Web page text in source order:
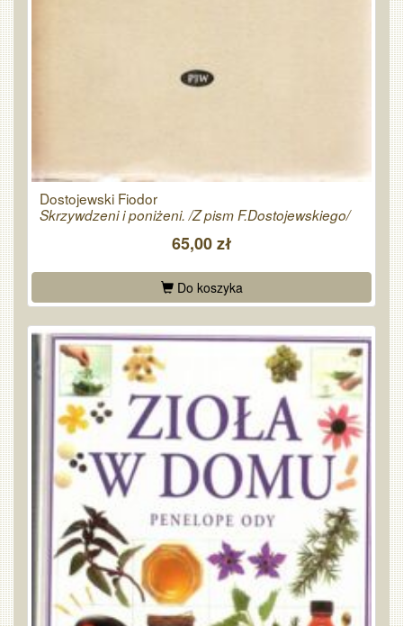
Dostojewski Fiodor
Skrzywdzeni i poniżeni. /Z pism F.Dostojewskiego/
65,00 zł
Do koszyka